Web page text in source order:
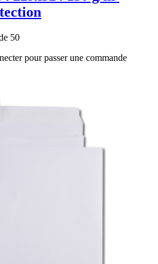
50
pour passer une commande